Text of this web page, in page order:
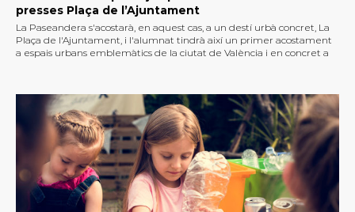
presses Plaça de l’Ajuntament
La Paseandera s'acostarà, en aquest cas, a un destí urbà concret, La
Plaça de l'Ajuntament, i l'alumnat tindrà així un primer acostament
a espais urbans emblemàtics de la ciutat de València i en concret a